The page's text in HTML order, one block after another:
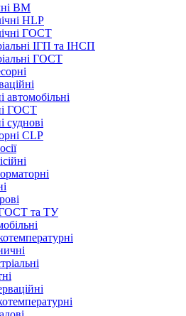
ВМ
HLP
ГОСТ
ІГП та ІНСП
ГОСТ
ГОСТ
суднові
CLP
ГОСТ та ТУ